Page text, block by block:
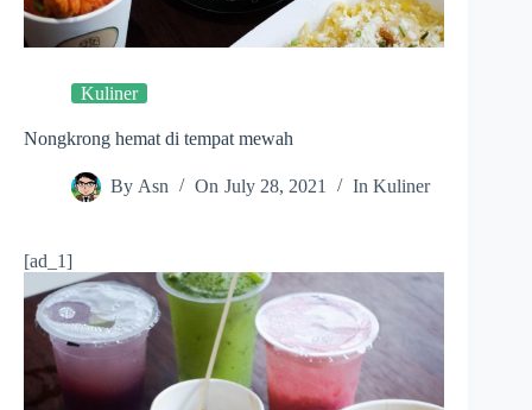
Kuliner
Nongkrong hemat di tempat mewah
By Asn On July 28, 2021 In Kuliner
[ad_1]